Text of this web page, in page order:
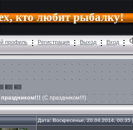
кто любит рыбалку!
профиль Регистрация Выход Вход
6 »
(С праздником!!!)
Дата: Воскресенье, 20.04.2014,